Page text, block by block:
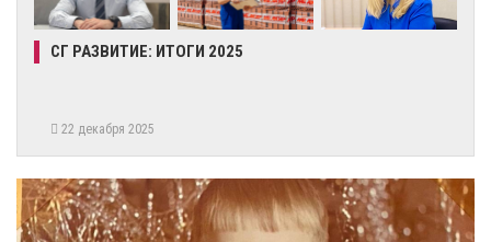
СГ РАЗВИТИЕ: ИТОГИ 2025
22 декабря 2025